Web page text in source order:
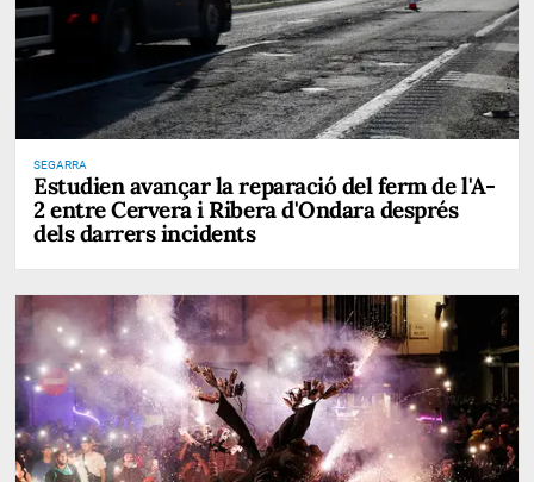
SEGARRA
Estudien avançar la reparació del ferm de l'A-
2 entre Cervera i Ribera d'Ondara després
dels darrers incidents